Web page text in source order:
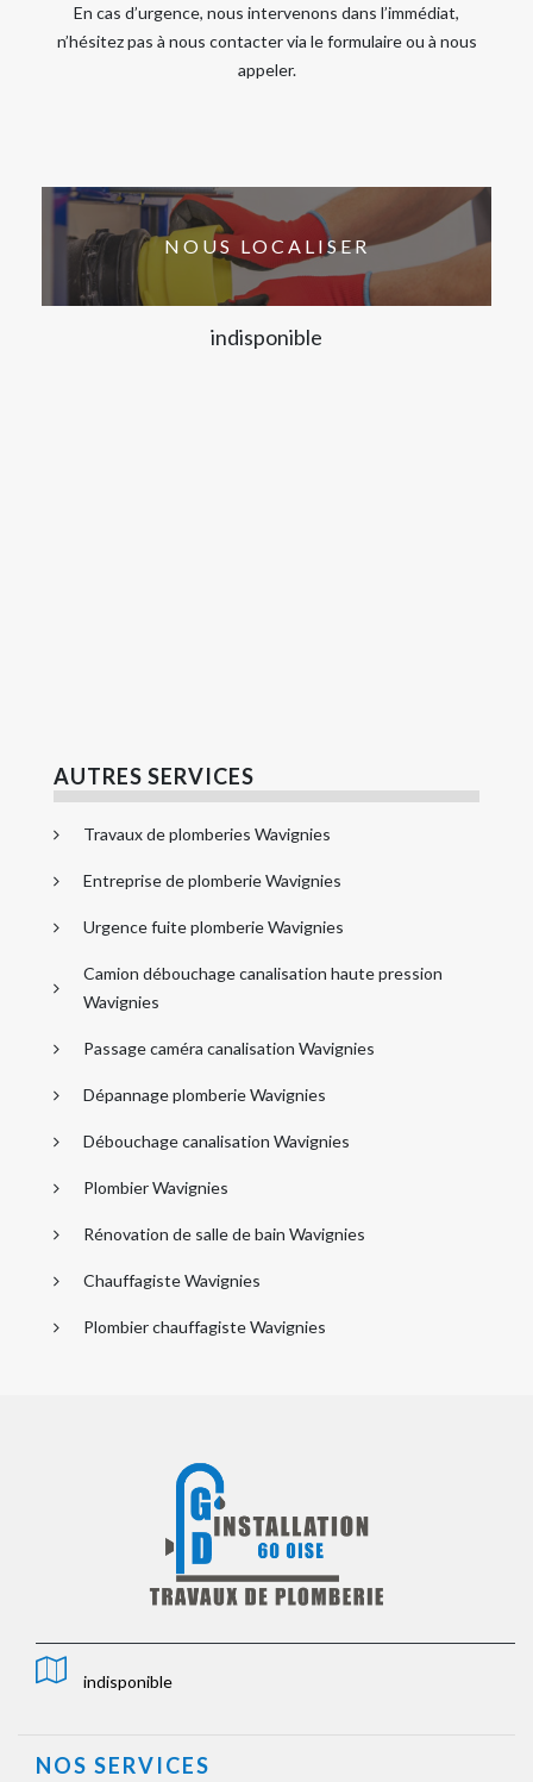
En cas d’urgence, nous intervenons dans l’immédiat,
n’hésitez pas à nous contacter via le formulaire ou à nous
appeler.
NOUS LOCALISER
indisponible
AUTRES SERVICES
Travaux de plomberies Wavignies
Entreprise de plomberie Wavignies
Urgence fuite plomberie Wavignies
Camion débouchage canalisation haute pression
Wavignies
Passage caméra canalisation Wavignies
Dépannage plomberie Wavignies
Débouchage canalisation Wavignies
Plombier Wavignies
Rénovation de salle de bain Wavignies
Chauffagiste Wavignies
Plombier chauffagiste Wavignies
indisponible
NOS SERVICES